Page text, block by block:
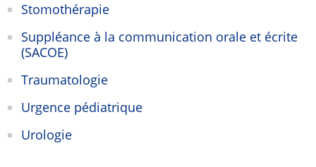
Stomothérapie
Suppléance à la communication orale et écrite
(SACOE)
Traumatologie
Urgence pédiatrique
Urologie